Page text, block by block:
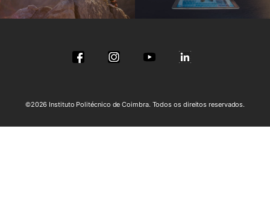
©2026 Instituto Politécnico de Coimbra. Todos os direitos reservados.